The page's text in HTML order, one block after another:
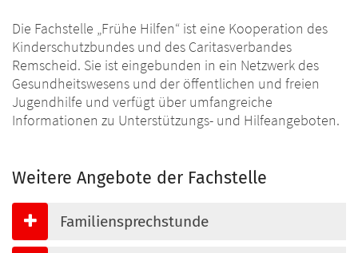
Die Fachstelle „Frühe Hilfen“ ist eine Kooperation des
Kinderschutzbundes und des Caritasverbandes
Remscheid. Sie ist eingebunden in ein Netzwerk des
Gesundheitswesens und der öffentlichen und freien
Jugendhilfe und verfügt über umfangreiche
Informationen zu Unterstützungs- und Hilfeangeboten.
Weitere Angebote der Fachstelle
Familiensprechstunde